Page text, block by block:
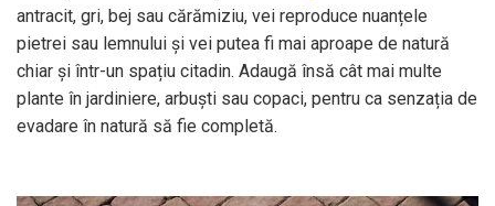
antracit, gri, bej sau cărămiziu, vei reproduce nuanțele
pietrei sau lemnului și vei putea fi mai aproape de natură
chiar și într-un spațiu citadin. Adaugă însă cât mai multe
plante în jardiniere, arbuști sau copaci, pentru ca senzația de
evadare în natură să fie completă.